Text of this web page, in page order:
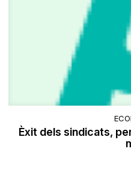
Èxit dels sindicats,